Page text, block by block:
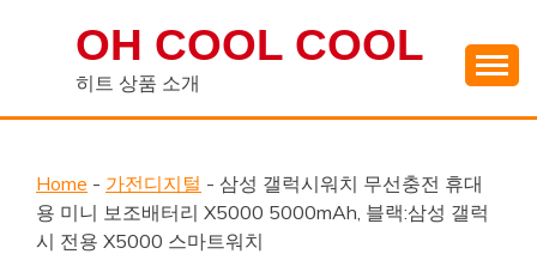
OH COOL COOL
히트 상품 소개
Home - 가전디지털 - 삼성 갤럭시워치 무선충전 휴대
용 미니 보조배터리 X5000 5000mAh, 블랙:삼성 갤럭
시 전용 X5000 스마트워치